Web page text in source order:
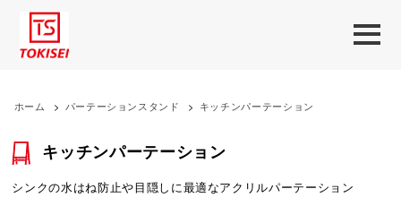
ホーム > パーテーションスタンド > キッチンパーテーション
キッチンパーテーション
シンクの水はね防止や目隠しに最適なアクリルパーテーション